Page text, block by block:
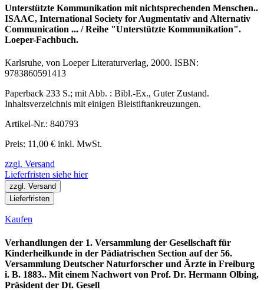
Unterstützte Kommunikation mit nichtsprechenden Menschen..
ISAAC, International Society for Augmentativ and Alternativ
Communication ... / Reihe "Unterstützte Kommunikation".
Loeper-Fachbuch.
Karlsruhe, von Loeper Literaturverlag, 2000. ISBN:
9783860591413
Paperback 233 S.; mit Abb. : Bibl.-Ex., Guter Zustand.
Inhaltsverzeichnis mit einigen Bleistiftankreuzungen.
Artikel-Nr.: 840793
Preis: 11,00 € inkl. MwSt.
zzgl. Versand
Lieferfristen siehe hier
zzgl. Versand
Lieferfristen
Kaufen
Verhandlungen der 1. Versammlung der Gesellschaft für
Kinderheilkunde in der Pädiatrischen Section auf der 56.
Versammlung Deutscher Naturforscher und Ärzte in Freiburg
i. B. 1883.. Mit einem Nachwort von Prof. Dr. Hermann Olbing,
Präsident der Dt. Gesell